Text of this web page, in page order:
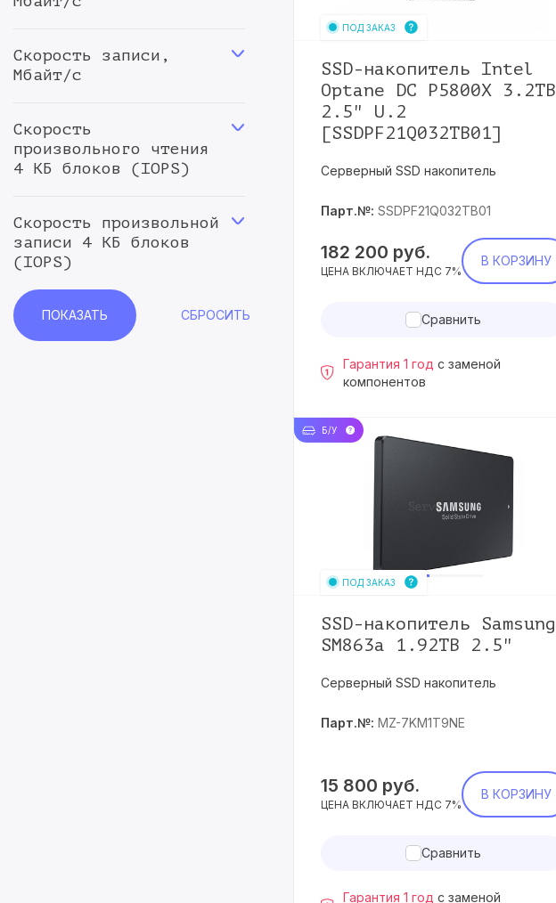
7.68TB
12.8TB
25.6TB
30.72TB 74
61.44TB
23
122.88TB
Скорость записи,
Мбайт/с
Скорость
произвольного чтения
4 КБ блоков (IOPS)
Скорость произвольной
записи 4 КБ блоков
(IOPS)
ПОД ЗАКАЗ
SSD-накопитель Intel
Optane DC P5800X 3.2TB
2.5" U.2
[SSDPF21Q032TB01]
Серверный SSD накопитель
Парт.№: SSDPF21Q032TB01
182 200 руб.
ЦЕНА ВКЛЮЧАЕТ НДС 7%
В КОРЗИНУ
Сравнить
Гарантия 1 год с заменой
компонентов
Б/У
ПОД ЗАКАЗ
SSD-накопитель Samsung
SM863a 1.92TB 2.5"
Серверный SSD накопитель
Парт.№: MZ-7KM1T9NE
15 800 руб.
ЦЕНА ВКЛЮЧАЕТ НДС 7%
В КОРЗИНУ
Сравнить
Гарантия 1 год с заменой